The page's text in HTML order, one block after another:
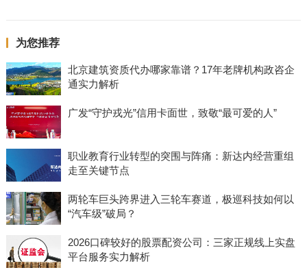
为您推荐
北京建筑资质代办哪家靠谱？17年老牌机构政咨企
通实力解析
广发“守护戎光”信用卡面世，致敬“最可爱的人”
职业教育行业转型的突围与阵痛：新达内经营重组
走至关键节点
两轮车巨头跨界进入三轮车赛道，极巡科技如何以
“汽车级”破局？
2026口碑较好的股票配资公司：三家正规线上实盘
平台服务实力解析